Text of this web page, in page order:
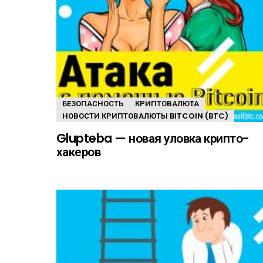
БЕЗОПАСНОСТЬ
КРИПТОВАЛЮТА
НОВОСТИ КРИПТОВАЛЮТЫ BITCOIN (BTC)
Glupteba — новая уловка крипто-
хакеров